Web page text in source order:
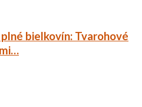
bielkovín: Tvarohové